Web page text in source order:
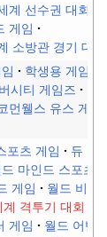
계 선수권 대회
게임
소방관 경기 대회
학생용 게임
시티 게임즈
먼웰스 유스 게임
포츠 게임
듀 투
마인드 스포츠
게임
월드 비치
계 격투기 대회
게임 월드 어반